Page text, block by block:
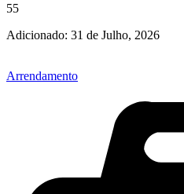
55
Adicionado: 31 de Julho, 2026
Arrendamento